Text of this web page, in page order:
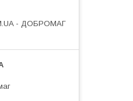
- ДОБРОМАГ